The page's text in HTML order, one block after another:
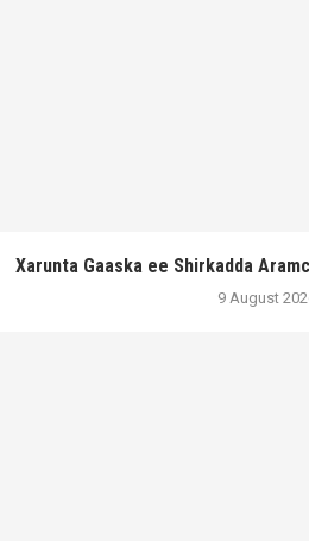
Xarunta Gaaska ee Shirkadda
9 August